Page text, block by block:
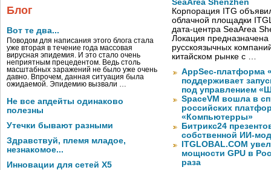
Блог
Вот те два...
Поводом для написания этого блога стала
уже вторая в течение года массовая
вирусная эпидемия. И это стало очень
неприятным прецедентом. Ведь столь
масштабных заражений не было уже очень
давно. Впрочем, данная ситуация была
ожидаемой. Эпидемию вызвали …
Не все апдейты одинаково
полезны
Утечки бывают разными
Здравствуй, племя младое,
незнакомое...
Инновации для сетей X5
SeaArea Shenzhen
Корпорация ITG
облачной площадки
дата-центра SeaArea
Локация предназначена
русскоязычных
китайском рынке с …
AppSec-платформа
поддерживает
под управлением
SpaceVM вошла в
российских
«Компьютерры»
Битрикс24
собственной ИИ-
ITGLOBAL.COM
мощности GPU в
раза